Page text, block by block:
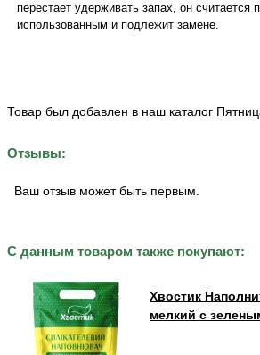
перестает удерживать запах, он считается
использованным и подлежит замене.
Товар был добавлен в наш каталог
Отзывы:
Ваш отзыв может быть первым.
С данным товаром также покупают:
Хвостик
мелкий с